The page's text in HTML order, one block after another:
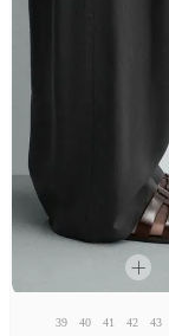
39 40 41 42 43